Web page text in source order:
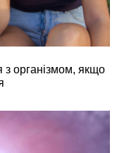
з організмом, якщо